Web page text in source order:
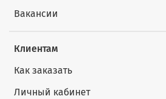
Вакансии
Клиентам
Как заказать
Личный кабинет